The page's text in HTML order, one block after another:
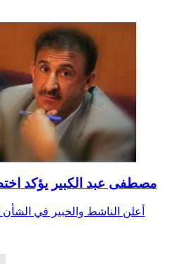
مصطفى عبد الكبير يؤكد
أعلن الناشط والخبير في